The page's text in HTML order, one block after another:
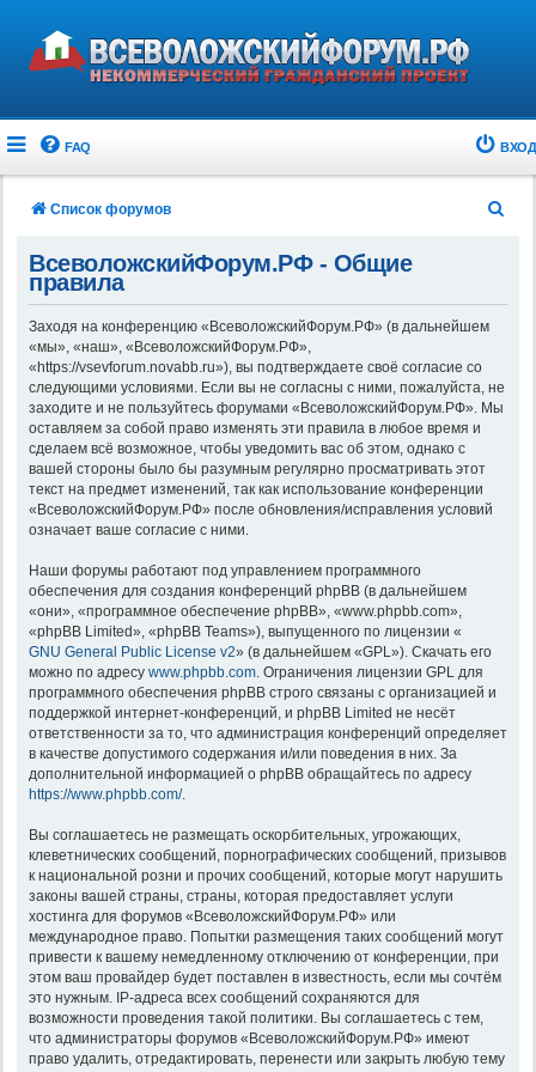
FAQ ВХОД
Список форумов
с
ВсеволожскийФорум.РФ - Общие
правила
Заходя на конференцию «ВсеволожскийФорум.РФ» (в дальнейшем
«мы», «наш», «ВсеволожскийФорум.РФ»,
«https://vsevforum.novabb.ru»), вы подтверждаете своё согласие со
следующими условиями. Если вы не согласны с ними, пожалуйста, не
заходите и не пользуйтесь форумами «ВсеволожскийФорум.РФ». Мы
оставляем за собой право изменять эти правила в любое время и
сделаем всё возможное, чтобы уведомить вас об этом, однако с
вашей стороны было бы разумным регулярно просматривать этот
текст на предмет изменений, так как использование конференции
«ВсеволожскийФорум.РФ» после обновления/исправления условий
означает ваше согласие с ними.
Наши форумы работают под управлением программного
обеспечения для создания конференций phpBB (в дальнейшем
«они», «программное обеспечение phpBB», «www.phpbb.com»,
«phpBB Limited», «phpBB Teams»), выпущенного по лицензии «
GNU General Public License v2» (в дальнейшем «GPL»). Скачать его
можно по адресу www.phpbb.com. Ограничения лицензии GPL для
программного обеспечения phpBB строго связаны с организацией и
поддержкой интернет-конференций, и phpBB Limited не несёт
ответственности за то, что администрация конференций определяет
в качестве допустимого содержания и/или поведения в них. За
дополнительной информацией о phpBB обращайтесь по адресу
https://www.phpbb.com/.
Вы соглашаетесь не размещать оскорбительных, угрожающих,
клеветнических сообщений, порнографических сообщений, призывов
к национальной розни и прочих сообщений, которые могут нарушить
законы вашей страны, страны, которая предоставляет услуги
хостинга для форумов «ВсеволожскийФорум.РФ» или
международное право. Попытки размещения таких сообщений могут
привести к вашему немедленному отключению от конференции, при
этом ваш провайдер будет поставлен в известность, если мы сочтём
это нужным. IP-адреса всех сообщений сохраняются для
возможности проведения такой политики. Вы соглашаетесь с тем,
что администраторы форумов «ВсеволожскийФорум.РФ» имеют
право удалить, отредактировать, перенести или закрыть любую тему